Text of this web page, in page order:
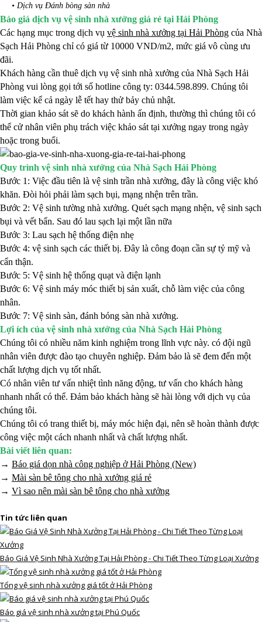
• Dịch vụ Đánh bòng sàn nhà
Báo giá dịch vụ vệ sinh nhà xưởng giá rẻ tại Hải Phòng
Các hạng mục trong dịch vụ vệ sinh nhà xưởng tại Hải Phòng của Nhà
Sạch Hải Phòng chỉ có giá từ 10000 VND/m2, mức giá vô cùng ưu
đãi.
Khách hàng cần thuê dịch vụ vệ sinh nhà xưởng của Nhà Sạch Hải
Phòng vui lòng gọi tới số hotline công ty: 0344.598.899. Chúng tôi
làm việc kể cả ngày lễ tết hay thử bảy chủ nhật.
Thời gian khảo sát sẽ do khách hành ấn định, thường thì chúng tôi có
thể cử nhân viên phụ trách việc khảo sát tại xưởng ngay trong ngày
hoặc trong buổi.
Quy trình vệ sinh nhà xưởng của Nhà Sạch Hải Phòng
Bước 1: Việc đầu tiên là vệ sinh trần nhà xưởng, đây là công việc khó
khăn. Đòi hỏi phải làm sạch bụi, mạng nhện trên trần.
Bước 2: Vệ sinh tường nhà xưởng. Quét sạch mạng nhện, vệ sinh sạch
bụi và vết bẩn. Sau đó lau sạch lại một lần nữa
Bước 3: Lau sạch hệ thống điện nhẹ
Bước 4: vệ sinh sạch các thiết bị. Đây là công đoạn cần sự tỷ mỹ và
cẩn thận.
Bước 5: Vệ sinh hệ thống quạt và điện lạnh
Bước 6: Vệ sinh máy móc thiết bị sản xuất, chỗ làm việc của công
nhân.
Bước 7: Vệ sinh sàn, đánh bóng sàn nhà xưởng.
Lợi ích của vệ sinh nhà xưởng của Nhà Sạch Hải Phòng
Chúng tôi có nhiều năm kinh nghiệm trong lĩnh vực này. có đội ngũ
nhân viên được đào tạo chuyên nghiệp. Đảm bảo là sẽ đem đến một
chất lượng dịch vụ tốt nhất.
Có nhân viên tư vấn nhiệt tình năng động, tư vấn cho khách hàng
nhanh nhất có thể. Đảm bảo khách hàng sẽ hài lòng với dịch vụ của
chúng tôi.
Chúng tôi có trang thiết bị, máy móc hiện đại, nên sẽ hoàn thành được
công việc một cách nhanh nhất và chất lượng nhất.
Bài viết liên quan:
→ Báo giá dọn nhà công nghiệp ở Hải Phòng (New)
→ Mài sàn bê tông cho nhà xưởng giá rẻ
→ Vì sao nên mài sàn bê tông cho nhà xưởng
Tin tức liên quan
Báo Giá Vệ Sinh Nhà Xưởng Tại Hải Phòng - Chi Tiết Theo Từng Loại Xưởng
Tổng vệ sinh nhà xưởng giá tốt ở Hải Phòng
Báo giá vệ sinh nhà xưởng tại Phú Quốc